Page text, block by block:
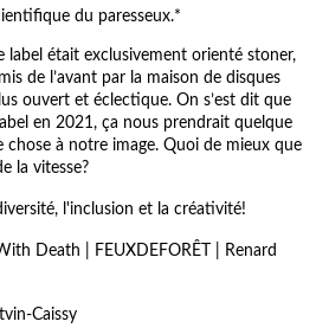
du paresseux.*
label était exclusivement orienté stoner,
de l’avant par la maison de disques
ouvert et éclectique. On s’est dit que
en 2021, ça nous prendrait quelque
chose à notre image. Quoi de mieux que
la vitesse?
l'inclusion et la créativité!
Death | FEUXDEFORÊT | Renard
Caissy